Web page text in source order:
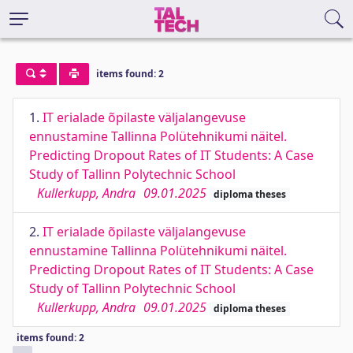
items found: 2
1. IT erialade õpilaste väljalangevuse
ennustamine Tallinna Polütehnikumi näitel.
Predicting Dropout Rates of IT Students: A Case
Study of Tallinn Polytechnic School
Kullerkupp, Andra 09.01.2025 diploma theses
2. IT erialade õpilaste väljalangevuse
ennustamine Tallinna Polütehnikumi näitel.
Predicting Dropout Rates of IT Students: A Case
Study of Tallinn Polytechnic School
Kullerkupp, Andra 09.01.2025 diploma theses
items found: 2